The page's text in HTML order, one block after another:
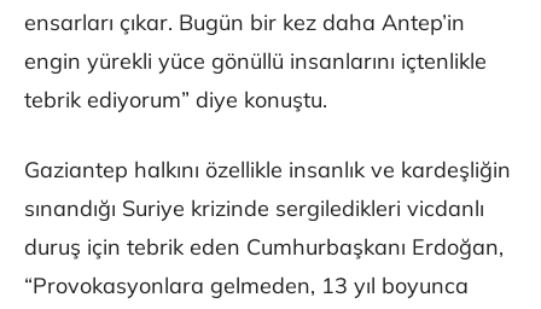
ensarları çıkar. Bugün bir kez daha Antep’in
engin yürekli yüce gönüllü insanlarını içtenlikle
tebrik ediyorum” diye konuştu.
Gaziantep halkını özellikle insanlık ve kardeşliğin
sınandığı Suriye krizinde sergiledikleri vicdanlı
duruş için tebrik eden Cumhurbaşkanı Erdoğan,
“Provokasyonlara gelmeden, 13 yıl boyunca